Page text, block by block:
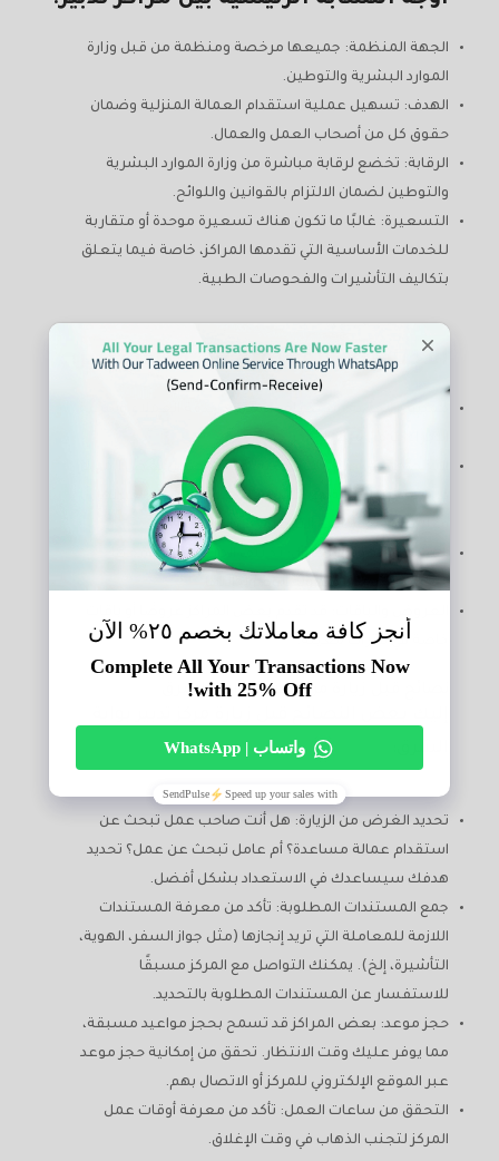
الجهة المنظمة: جميعها مرخصة ومنظمة من قبل وزارة
الموارد البشرية والتوطين.
الهدف: تسهيل عملية استقدام العمالة المنزلية وضمان
حقوق كل من أصحاب العمل والعمال.
الرقابة: تخضع لرقابة مباشرة من وزارة الموارد البشرية
والتوطين لضمان الالتزام بالقوانين واللوائح.
التسعيرة: غالبًا ما تكون هناك تسعيرة موحدة أو متقاربة
للخدمات الأساسية التي تقدمها المراكز، خاصة فيما يتعلق
بتكاليف التأشيرات والفحوصات الطبية.
الاختلافات المحتملة بين مراكز تدبير:
مستوى الخدمة: قد يختلف مستوى خدمة العملاء وسرعة
الإجراءات من مركز إلى آخر.
التخصص في جنسيات معينة: قد تتخصص بعض المراكز
في استقدام عمالة من جنسيات معينة بناءً على خبرتها
وعلاقاتها مع وكالات التوظيف في تلك الدول.
الموقع وسهولة الوصول: تختلف المراكز في مواقعها
الجغرافية ومدى سهولة الوصول إليها.
خاصة في فترات معينة.
نصائح قبل زيارة مركز تدبير بوابة الشرق
تحديد الغرض من الزيارة: هل أنت صاحب عمل تبحث عن
استقدام عمالة مساعدة؟ أم عامل تبحث عن عمل؟ تحديد
هدفك سيساعدك في الاستعداد بشكل أفضل.
جمع المستندات المطلوبة: تأكد من معرفة المستندات
اللازمة للمعاملة التي تريد إنجازها (مثل جواز السفر، الهوية،
التأشيرة، إلخ). يمكنك التواصل مع المركز مسبقًا
للاستفسار عن المستندات المطلوبة بالتحديد.
حجز موعد: بعض المراكز قد تسمح بحجز مواعيد مسبقة،
مما يوفر عليك وقت الانتظار. تحقق من إمكانية حجز موعد
عبر الموقع الإلكتروني للمركز أو الاتصال بهم.
التحقق من ساعات العمل: تأكد من معرفة أوقات عمل
المركز لتجنب الذهاب في وقت الإغلاق.